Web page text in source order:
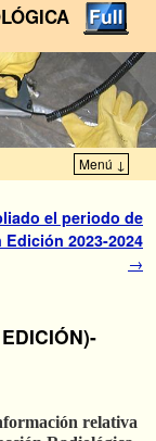
Menú ↓
el periodo de
2023-2024
→
relativa